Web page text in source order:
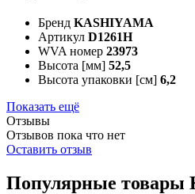
Бренд KASHIYAMA
Артикул D1261H
WVA номер 23973
Высота [мм] 52,5
Высота упаковки [см] 6,2
Показать ещё
Отзывы
Отзывов пока что нет
Оставить отзыв
Популярные товары